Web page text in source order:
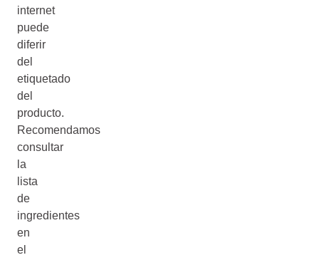
internet
puede
diferir
del
etiquetado
del
producto.
Recomendamos
consultar
la
lista
de
ingredientes
en
el